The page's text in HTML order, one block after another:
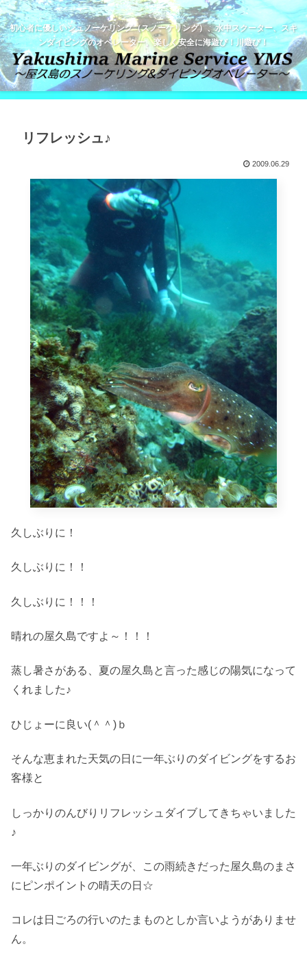
初心者に優しいシュノーケリング（スノーケリング）、水中スクーター、スキ
ンダイビングのオペレーター。楽しく安全に海遊び！川遊び！
リフレッシュ♪
2009.06.29
久しぶりに！
久しぶりに！！
久しぶりに！！！
晴れの屋久島ですよ～！！！
蒸し暑さがある、夏の屋久島と言った感じの陽気になって
くれました♪
ひじょーに良い(＾＾)ｂ
そんな恵まれた天気の日に一年ぶりのダイビングをするお
客様と
しっかりのんびりリフレッシュダイブしてきちゃいました
♪
一年ぶりのダイビングが、この雨続きだった屋久島のまさ
にピンポイントの晴天の日☆
コレは日ごろの行いのたまものとしか言いようがありませ
ん。